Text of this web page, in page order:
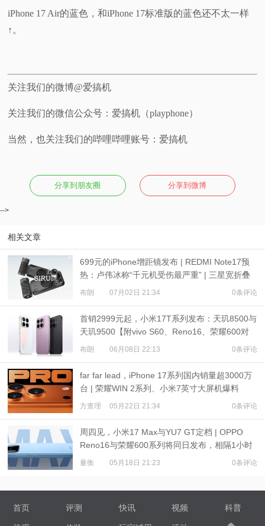
iPhone 17 Air的蓝色，和iPhone 17标准版的蓝色还不太一样
↑。
关注我们的微博@爱搞机
关注我们的微信公众号：爱搞机（playphone）
当然，也关注我们的哔哩哔哩账号：爱搞机
分享到朋友圈 分享到微博
-->
相关文章
699元的iPhone增距镜发布 | REDMI Note17预
热：卢伟冰称“千元机受伤最严重” | 三星宽折叠
或7月22日发布
布朗 07月02日 21:34 0条评论
首销2999元起，小米17T系列发布：天玑8500与
天玑9500【附vivo S60、Reno16、荣耀600对
比】
布朗 06月08日 22:13 0条评论
far far lead，iPhone 17系列国内销量超3000万
台 | 荣耀WIN 2系列、小米7英寸大屏机爆料
方查理 05月22日 21:34 0条评论
周四见，小米17 Max与YU7 GT定档 | OPPO
Reno16与荣耀600系列将同日发布，相隔1小时
量衡 05月18日 21:23 0条评论
首页 评测 快讯 视频 科普